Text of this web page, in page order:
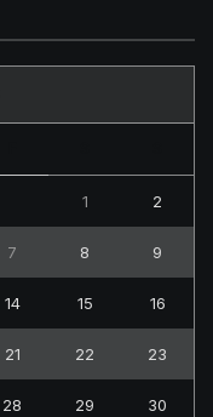
1 2
7 8 9
14 15 16
21 22 23
28 29 30